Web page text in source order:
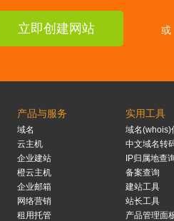
立即创建网站 或
产品与服务
域名
云主机
企业建站
橙云主机
企业邮箱
网络营销
租用托管
实用工具
域名(whois)
中文域名转
IP归属地查
备案查询
建站工具
站长工具
产品管理面